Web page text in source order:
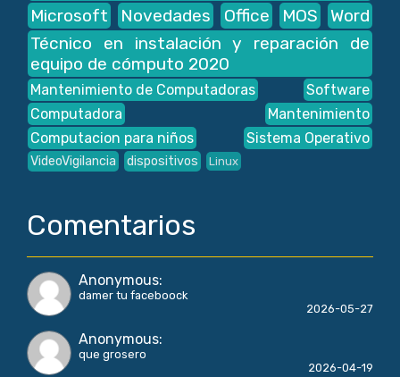
Microsoft
Novedades Office MOS
Word
Técnico en instalación y reparación de
equipo de cómputo 2020
Mantenimiento de Computadoras
Software
Computadora
Mantenimiento
Computacion para niños
Sistema Operativo
VideoVigilancia dispositivos Linux
Comentarios
Anonymous:
damer tu faceboock
2026-05-27
Anonymous:
que grosero
2026-04-19